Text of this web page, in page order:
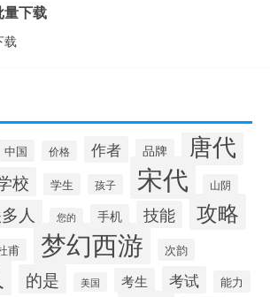
量下载
中国 价格 作者 品牌 唐代
校 学生 孩子 宋代 山阴
人 您的 手机 技能 攻略
甫 梦幻西游 次韵
的是 美国 考生 考试 能力